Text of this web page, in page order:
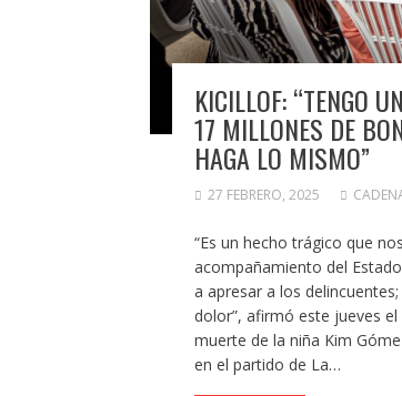
KICILLOF: “TENGO
17 MILLONES DE
HAGA LO MISMO”
27 FEBRERO, 2025
“Es un hecho trágico que
acompañamiento del
a apresar a los
dolor”, afirmó este jueves
muerte de la niña Kim
en el partido de La…